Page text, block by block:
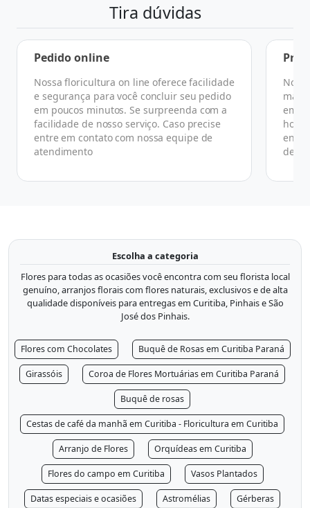
Tira dúvidas
Pedido online
Nossa floricultura on line oferece facilidade
e segurança para você concluir seu pedido
em poucos minutos. Se surpreenda com a
facilidade de nosso serviço. Caso precise
entre em contato com nossa equipe de
atendimento
No
em
de
Escolha a categoria
Flores para todas as ocasiões você encontra com seu florista local
genuíno, arranjos florais com flores naturais, exclusivos e de alta
qualidade disponíveis para entregas em Curitiba, Pinhais e São
José dos Pinhais.
Flores com Chocolates Buquê de Rosas em Curitiba Paraná
Girassóis Coroa de Flores Mortuárias em Curitiba Paraná
Buquê de rosas
Cestas de café da manhã em Curitiba - Floricultura em Curitiba
Arranjo de Flores Orquídeas em Curitiba
Flores do campo em Curitiba Vasos Plantados
Datas especiais e ocasiões Astromélias Gérberas